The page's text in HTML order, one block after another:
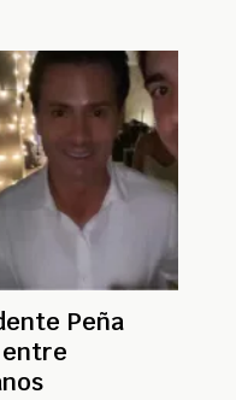
Peña
entre